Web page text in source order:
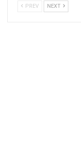
PREV NEXT